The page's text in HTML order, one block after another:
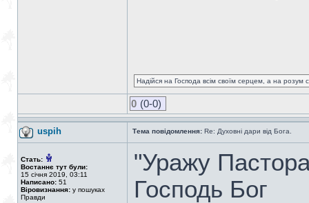
Надійся на Господа всім своїм серцем, а на розум
0 (0-0)
uspih Тема повідомлення: Re: Духовні дари від Бога.
Стать:
Востаннє тут були:
15 січня 2019, 03:11
Написано: 51
Віровизнання: у пошуках
Правди
"Уражу
Господь Бог